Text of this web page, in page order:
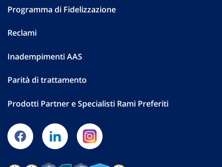
Programma di Fidelizzazione
Reclami
Inadempimenti AAS
Parità di trattamento
Prodotti Partner e Specialisti Rami Preferiti